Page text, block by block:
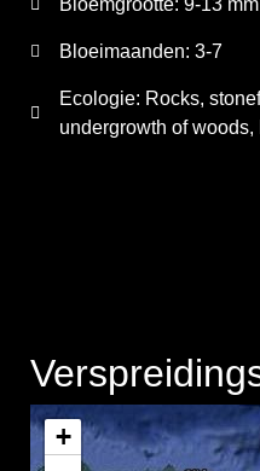
Bloemgrootte: 9-13 mm
Bloeimaanden: 3-7
Ecologie: Rocks,
undergrowth of
+